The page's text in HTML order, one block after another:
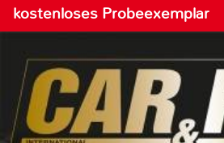
kostenloses Probeexemplar